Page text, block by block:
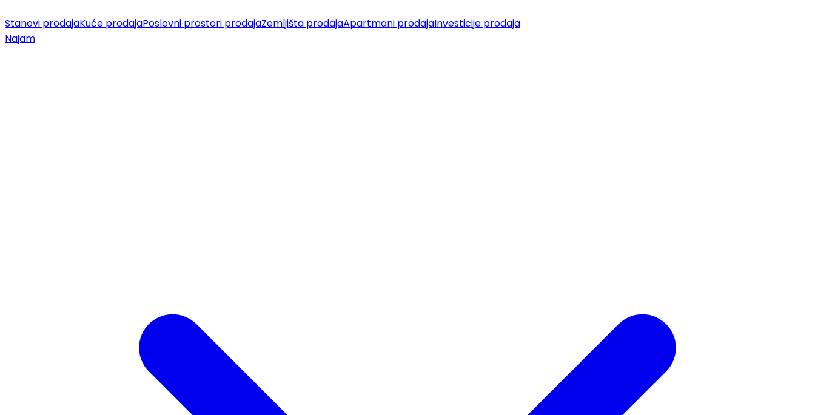
Stanovi prodajaKuće prodajaPoslovni prostori prodajaZemljišta prodajaApartmani prodajaInvesticije prodaja
Najam